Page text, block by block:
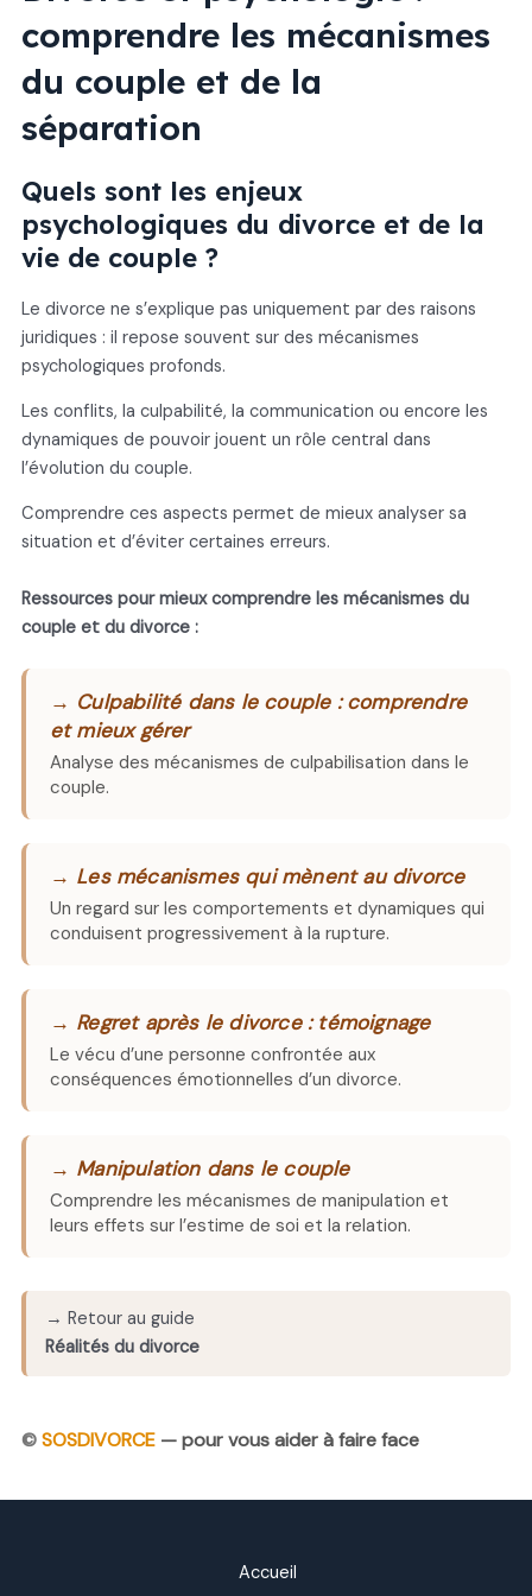
comprendre les mécanismes
du couple et de la
séparation
Quels sont les enjeux
psychologiques du divorce et de la
vie de couple ?
Le divorce ne s’explique pas uniquement par des raisons
juridiques : il repose souvent sur des mécanismes
psychologiques profonds.
Les conflits, la culpabilité, la communication ou encore les
dynamiques de pouvoir jouent un rôle central dans
l’évolution du couple.
Comprendre ces aspects permet de mieux analyser sa
situation et d’éviter certaines erreurs.
Ressources pour mieux comprendre les mécanismes du
couple et du divorce :
→ Culpabilité dans le couple : comprendre
et mieux gérer
Analyse des mécanismes de culpabilisation dans le
couple.
→ Les mécanismes qui mènent au divorce
Un regard sur les comportements et dynamiques qui
conduisent progressivement à la rupture.
→ Regret après le divorce : témoignage
Le vécu d’une personne confrontée aux
conséquences émotionnelles d’un divorce.
→ Manipulation dans le couple
Comprendre les mécanismes de manipulation et
leurs effets sur l’estime de soi et la relation.
→ Retour au guide
Réalités du divorce
©SOSDIVORCE — pour vous aider à faire face
Accueil